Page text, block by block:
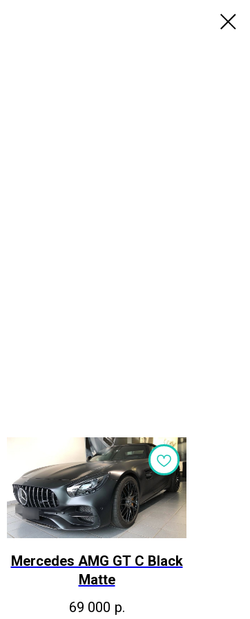
Mercedes AMG GT С Black
Matte
69 000 р.